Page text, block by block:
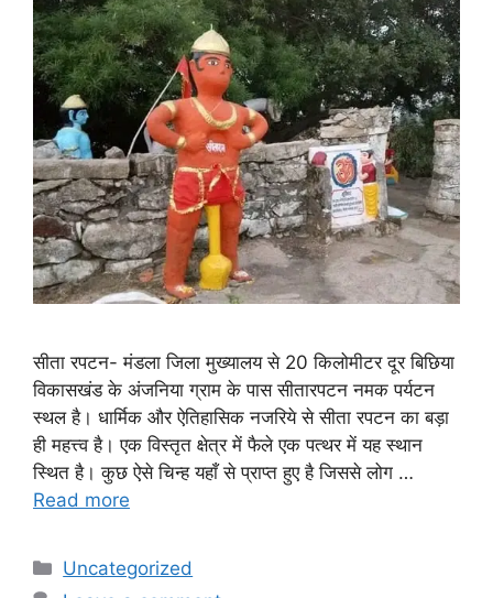
सीता रपटन- मंडला जिला मुख्यालय से 20 किलोमीटर दूर बिछिया
विकासखंड के अंजनिया ग्राम के पास सीतारपटन नमक पर्यटन
स्थल है। धार्मिक और ऐतिहासिक नजरिये से सीता रपटन का बड़ा
ही महत्त्व है। एक विस्तृत क्षेत्र में फैले एक पत्थर में यह स्थान
स्थित है। कुछ ऐसे चिन्ह यहाँ से प्राप्त हुए है जिससे लोग …
Read more
Categories
Uncategorized